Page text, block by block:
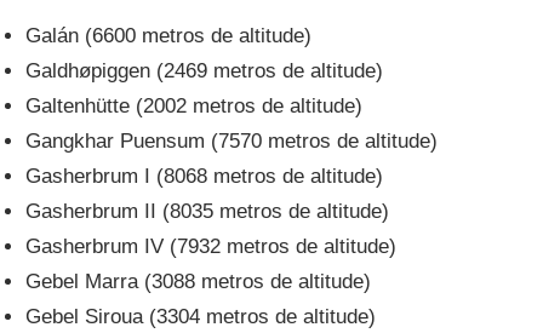
Galán (6600 metros de altitude)
Galdhøpiggen (2469 metros de altitude)
Galtenhütte (2002 metros de altitude)
Gangkhar Puensum (7570 metros de altitude)
Gasherbrum I (8068 metros de altitude)
Gasherbrum II (8035 metros de altitude)
Gasherbrum IV (7932 metros de altitude)
Gebel Marra (3088 metros de altitude)
Gebel Siroua (3304 metros de altitude)